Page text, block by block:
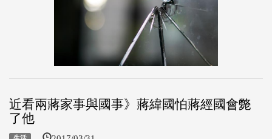
近看兩蔣家事與國事》蔣緯國怕蔣經國會斃
了他